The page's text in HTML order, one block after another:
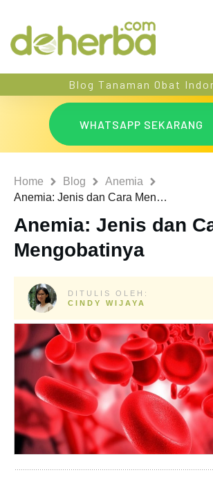
Blog Tanaman Obat
WHATSAPP SEKARANG
Home Blog
Anemia
Anemia: Jenis dan Cara Mengobatinya
Anemia: Jenis dan
Mengobatinya
DITULIS OLEH:
CINDY WIJAYA